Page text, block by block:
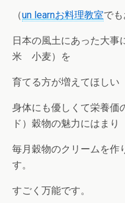
（un learnお料理教室でも
日本の風土にあった大
米 小麦）を
育てる方が増えてほしい
身体にも優しくて栄養価
ド）穀物の魅力にはまり
毎月穀物のクリームを作
す。
すごく万能です。